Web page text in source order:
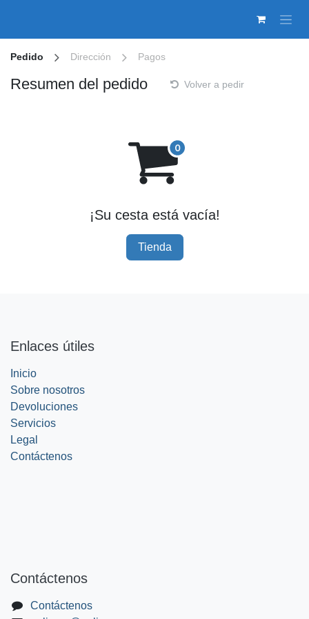
Pedido Dirección Pagos
Resumen del pedido Volver a pedir
¡Su cesta está vacía!
Tienda
Enlaces útiles
Inicio
Sobre nosotros
Devoluciones
Servicios
Legal
Contáctenos
Contáctenos
Contáctenos